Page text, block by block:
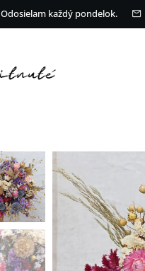
Odosielam každý pondelok.